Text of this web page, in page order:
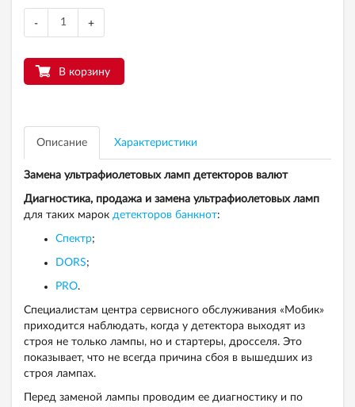
- +
В корзину
Описание Характеристики
Замена ультрафиолетовых ламп детекторов валют
Диагностика, продажа и замена ультрафиолетовых ламп
для таких марок детекторов банкнот:
Спектр;
DORS;
PRO.
Специалистам центра сервисного обслуживания «Мобик»
приходится наблюдать, когда у детектора выходят из
строя не только лампы, но и стартеры, дросселя. Это
показывает, что не всегда причина сбоя в вышедших из
строя лампах.
Перед заменой лампы проводим ее диагностику и по